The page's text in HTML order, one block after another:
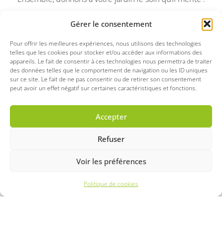
Gérer le consentement
Pour offrir les meilleures expériences, nous utilisons des technologies
telles que les cookies pour stocker et/ou accéder aux informations des
appareils. Le fait de consentir à ces technologies nous permettra de traiter
des données telles que le comportement de navigation ou les ID uniques
sur ce site. Le fait de ne pas consentir ou de retirer son consentement
peut avoir un effet négatif sur certaines caractéristiques et fonctions.
Accepter
Refuser
Voir les préférences
Politique de cookies